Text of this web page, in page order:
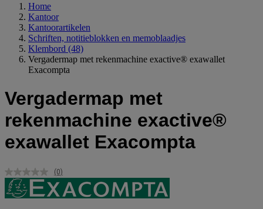
Home
Kantoor
Kantoorartikelen
Schriften, notitieblokken en memoblaadjes
Klembord (48)
Vergadermap met rekenmachine exactive® exawallet
Exacompta
Vergadermap met
rekenmachine exactive®
exawallet Exacompta
Geen
scorewaarde.
Dezelfde
(0)